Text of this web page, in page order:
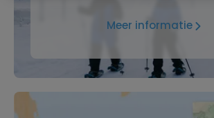
Meer informatie